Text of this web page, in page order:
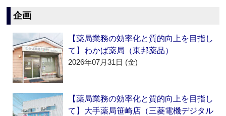
企画
【薬局業務の効率化と質的向上を目指し
て】わかば薬局（東邦薬品）
2026年07月31日 (金)
【薬局業務の効率化と質的向上を目指し
て】大手薬局笹崎店（三菱電機デジタル